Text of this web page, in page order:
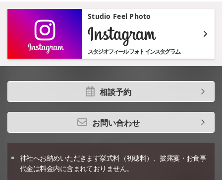
Studio Feel Photo
インスタ
スタジオフィール フォト インスタグラム
相談予約
お問い合わせ
神社へお納めいただきます挙式料（初穂料）、披露宴・お食事
代金は料金内に含まれておりません。